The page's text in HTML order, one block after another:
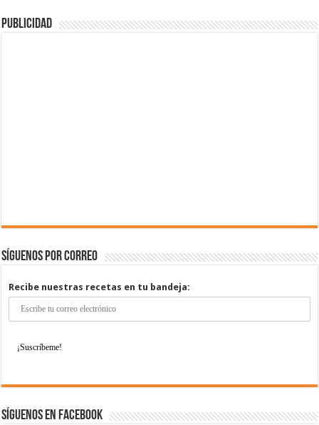
Publicidad
Síguenos por correo
Recibe nuestras recetas en tu bandeja:
Síguenos en Facebook